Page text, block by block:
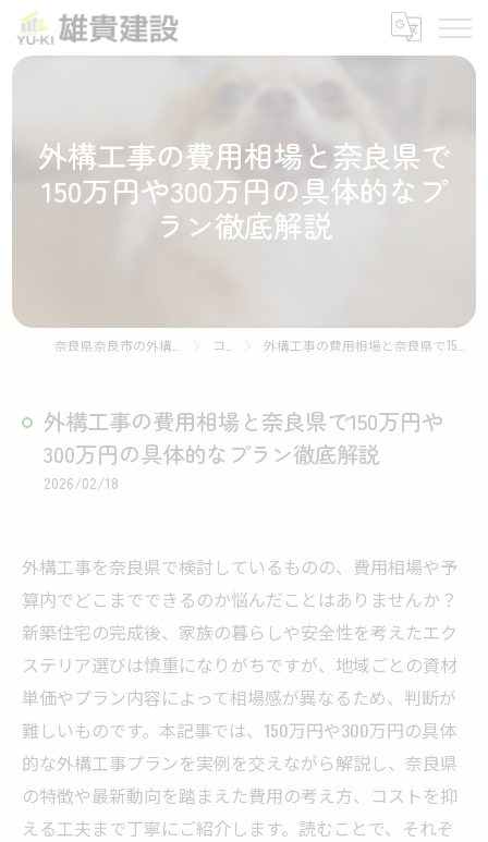
外構工事の費用相場と奈良県で
150万円や300万円の具体的なプ
ラン徹底解説
コラム 外構工事の費用相場と奈良県で150万円や300万円の具体的なプラン徹底解説
外構工事の費用相場と奈良県で150万円や
300万円の具体的なプラン徹底解説
2026/02/18
外構工事を奈良県で検討しているものの、費用相場や予
算内でどこまでできるのか悩んだことはありませんか？
新築住宅の完成後、家族の暮らしや安全性を考えたエク
ステリア選びは慎重になりがちですが、地域ごとの資材
単価やプラン内容によって相場感が異なるため、判断が
難しいものです。本記事では、150万円や300万円の具体
的な外構工事プランを実例を交えながら解説し、奈良県
の特徴や最新動向を踏まえた費用の考え方、コストを抑
える工夫まで丁寧にご紹介します。読むことで、それぞ